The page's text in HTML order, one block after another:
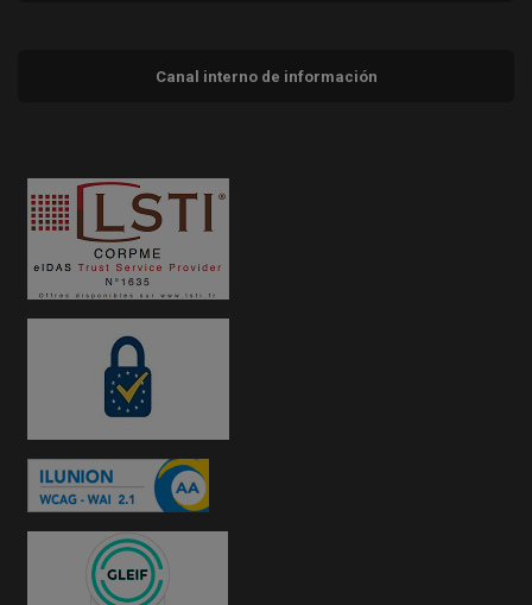
Canal interno de información